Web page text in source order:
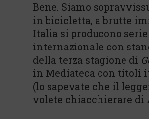
Bene. Siamo
in bicicletta, a brutte
Italia si producono
internazionale con
della terza stagione di
in Mediateca con titoli
(lo sapevate che il
volete chiacchierare di